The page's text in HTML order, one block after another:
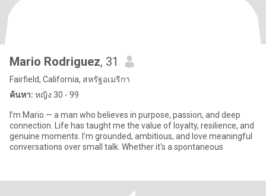
Mario Rodriguez, 31
Fairfield, California, สหรัฐอเมริกา
ค้นหา: หญิง 30 - 99
I’m Mario — a man who believes in purpose, passion, and deep
connection. Life has taught me the value of loyalty, resilience, and
genuine moments. I’m grounded, ambitious, and love meaningful
conversations over small talk. Whether it's a spontaneous